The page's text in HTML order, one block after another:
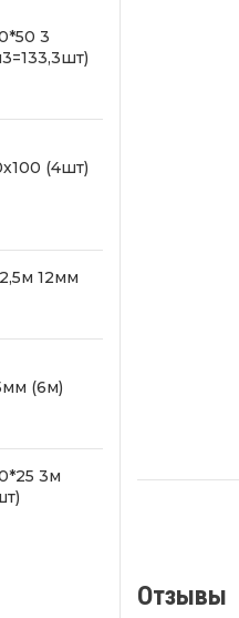
Отзывы
3
(4шт)
12мм
(6м)
3м